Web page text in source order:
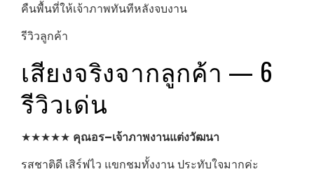
คืนพื้นที่ให้เจ้าภาพทันทีหลังจบงาน
รีวิวลูกค้า
เสียงจริงจากลูกค้า — 6
รีวิวเด่น
★★★★★ คุณอร–เจ้าภาพงานแต่งวัฒนา
รสชาติดี เสิร์ฟไว แขกชมทั้งงาน ประทับใจมากค่ะ